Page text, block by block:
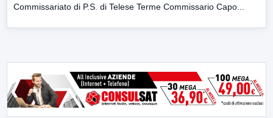
Commissariato di P.S. di Telese Terme Commissario Capo...